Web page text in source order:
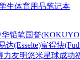
生体育用品笔记本
华铅笔国誉
达(Esselte)富得快
力友明悠米星球成功